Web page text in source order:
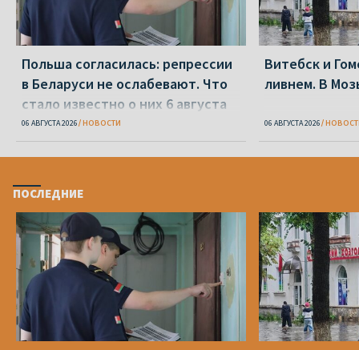
Польша согласилась: репрессии
в Беларуси не ослабевают. Что
стало известно о них 6 августа
06 АВГУСТА 2026 НОВОСТИ
Витебск и
ливнем. В
06 АВГУСТА 2026
ПОСЛЕДНИЕ